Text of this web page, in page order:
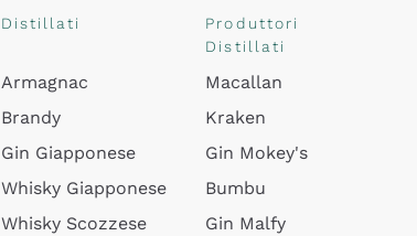
Distillati
Armagnac
Brandy
Gin Giapponese
Whisky Giapponese
Whisky Scozzese
Produttori
Distillati
Macallan
Kraken
Gin Mokey's
Bumbu
Gin Malfy